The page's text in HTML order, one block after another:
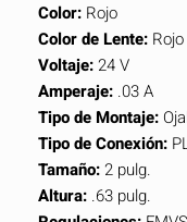
Color: Rojo
Color de Lente: Rojo
Voltaje:24 V
Amperaje: .03 A
Tipo de Montaje:
Tipo de Conexión:
Tamaño:2 pulg.
Altura: .63 pulg.